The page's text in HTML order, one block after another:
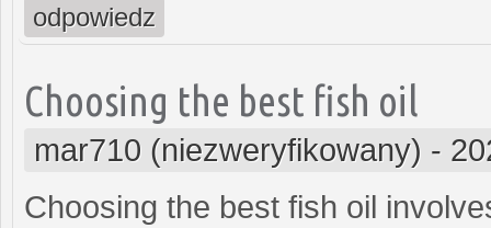
odpowiedz
Choosing the best fish oil
mar710 (niezweryfikowany) -
Choosing the best fish oil